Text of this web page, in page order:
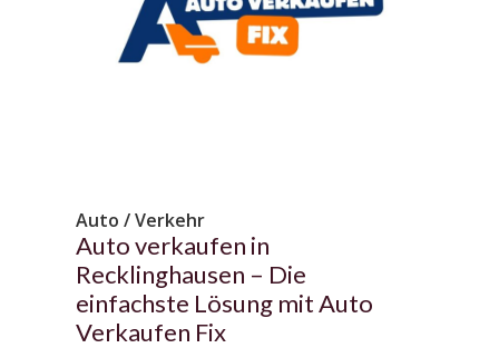
Auto / Verkehr
Auto verkaufen in
Recklinghausen – Die
einfachste Lösung mit Auto
Verkaufen Fix